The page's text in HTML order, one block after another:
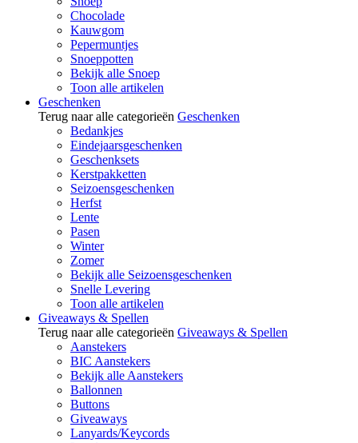
Chocolade
Kauwgom
Pepermuntjes
Snoeppotten
Bekijk alle Snoep
Toon alle artikelen
Geschenken
Terug naar alle categorieën Geschenken
Bedankjes
Eindejaarsgeschenken
Geschenksets
Kerstpakketten
Seizoensgeschenken
Herfst
Lente
Pasen
Winter
Zomer
Bekijk alle Seizoensgeschenken
Snelle Levering
Toon alle artikelen
Giveaways & Spellen
Terug naar alle categorieën Giveaways & Spellen
Aanstekers
BIC Aanstekers
Bekijk alle Aanstekers
Ballonnen
Buttons
Giveaways
Lanyards/Keycords